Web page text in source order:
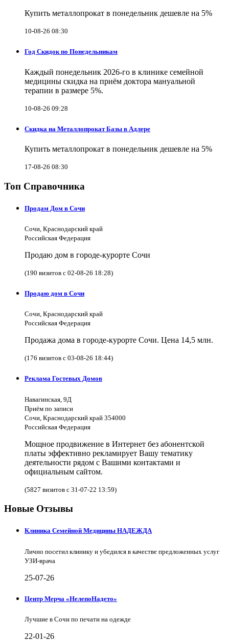
Купить металлопрокат в понедельник дешевле на 5%
10-08-26 08:30
Год Скидок по Понедельникам
Каждый понедельник 2026-го в клинике семейной
медицины скидка на приём доктора мануальной
терапии в размере 5%.
10-08-26 09:28
Скидка на Металлопрокат Базы в Адлере
Купить металлопрокат в понедельник дешевле на 5%
17-08-26 08:30
Топ Справочника
Продам Дом в Сочи
Сочи, Краснодарский край
Российская Федерация
Продаю дом в городе-курорте Сочи
(190 визитов с 02-08-26 18:28)
Продаю дом в Сочи
Сочи, Краснодарский край
Российская Федерация
Продажа дома в городе-курорте Сочи. Цена 14,5 млн.
(176 визитов с 03-08-26 18:44)
Реклама Гостевых Домов
Навагинская, 9Д
Приём по записи
Сочи, Краснодарский край 354000
Российская Федерация
Мощное продвижение в Интернет без абонентской
платы эффективно рекламирует Вашу тематику
деятельности рядом с Вашими контактами и
официальным сайтом.
(5827 визитов с 31-07-22 13:59)
Новые Отзывы
Клиника Семейной Медицины НАДЕЖДА
Лично посетил клинику и убедился в качестве предложенных услуг
УЗИ-врача
25-07-26
Центр Мерча «НелепоНадето»
Лучшие в Сочи по печати на одежде
22-01-26